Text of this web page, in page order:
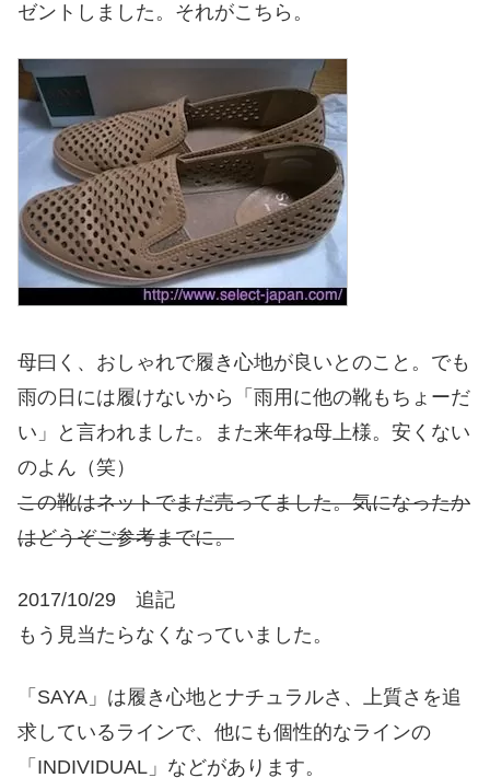
ゼントしました。それがこちら。
母曰く、おしゃれで履き心地が良いとのこと。でも
雨の日には履けないから「雨用に他の靴もちょーだ
い」と言われました。また来年ね母上様。安くない
のよん（笑）
この靴はネットでまだ売ってました。気になったか
はどうぞご参考までに。
2017/10/29 追記
もう見当たらなくなっていました。
「SAYA」は履き心地とナチュラルさ、上質さを追
求しているラインで、他にも個性的なラインの
「INDIVIDUAL」などがあります。